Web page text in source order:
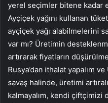
yerel seçimler bitene kadar
Ayçiçek yağını kullanan
ayçiçek yağı alabilmelerini
var mı? Üretimin
artırarak fiyatların
Rusya’dan ithalat yapalım
savaş halinde, üretimi
kalmayalım, kendi çiftçimizi